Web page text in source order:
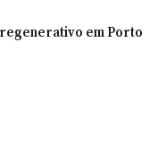
em Porto